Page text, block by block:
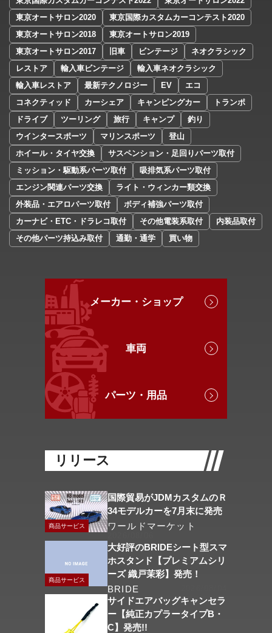
東京オートサロン2020
東京国際カスタムカーコンテスト2020
東京オートサロン2018
東京オートサロン2019
東京オートサロン2017
旧車 ビンテージ
ネオクラシック
レストア
輸入車ビンテージ
輸入車ネオクラシック
輸入車レストア
最新テクノロジー EV
エコ
コネクティッド
カーシェア キャンピングカー
トランポ
ドライブ
ツーリング 旅行 キャンプ
釣り
ウインタースポーツ
マリンスポーツ
登山
ホイール・タイヤ交換
サスペンション・足回りパーツ取付
ミッション・駆動系パーツ取付
吸排気系パーツ取付
エンジン関連パーツ交換
ライト・ウィンカー類交換
外装品・エアロパーツ取付
ボディ補強パーツ取付
カーナビ・ETC・ドラレコ取付
その他電装系取付
内装品取付
その他パーツ持込み取付
通勤・通学 買い物
メーカー・ショップ
車両
パーツ・用品
リリース
商品サービス
国際貿易がJDMカスタムのＲ
34モデルカーを7月末に発売
ワールドマーケット
商品サービス
大好評のBRIDEシート型スマ
ホスタンド【プレミアムシリ
ーズ 織戸茉彩】発売！
BRIDE
サイドエアバッグキャンセラ
ー【純正カプラータイプB・
C】発売!!